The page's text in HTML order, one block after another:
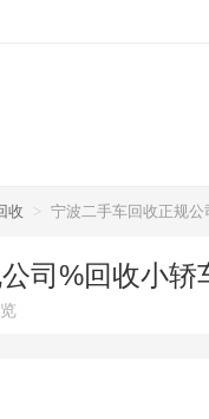
收 > 宁波二手车回收正规
司%回收小